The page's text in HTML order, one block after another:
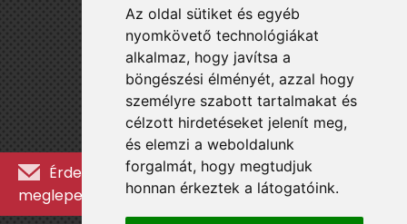
Az oldal sütiket és egyéb
nyomkövető technológiákat
alkalmaz, hogy javítsa a
böngészési élményét, azzal hogy
személyre szabott tartalmakat és
célzott hirdetéseket jelenít meg,
és elemzi a weboldalunk
forgalmát, hogy megtudjuk
honnan érkeztek a látogatóink.
Érdekességekért, kulisszatitkokért és
meglepetésekért iratkozz fel a hírlevélre »